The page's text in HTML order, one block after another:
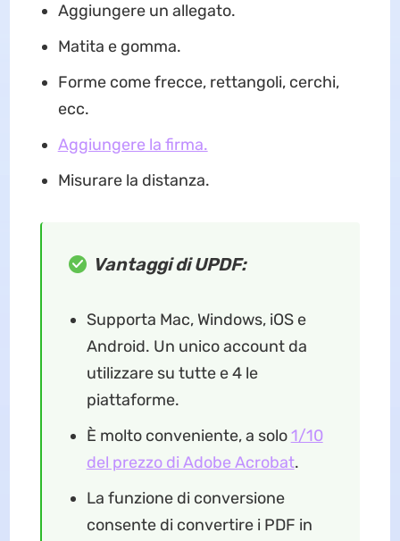
Aggiungere un allegato.
Matita e gomma.
Forme come frecce, rettangoli, cerchi,
ecc.
Aggiungere la firma.
Misurare la distanza.
Vantaggi di UPDF:
Supporta Mac, Windows, iOS e
Android. Un unico account da
utilizzare su tutte e 4 le
piattaforme.
È molto conveniente, a solo1/10
del prezzo di Adobe Acrobat.
La funzione di conversione
consente di convertire i PDF in